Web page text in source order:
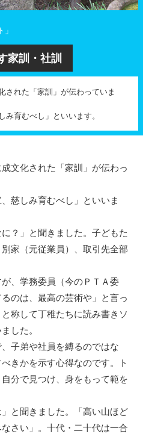
家訓・社訓
された「家訓」が伝わっていま
み育むべし」といいます。
文化された「家訓」が伝わっ
慈しみ育むべし」といいま
？」と聞きました。子どもた
家（元従業員）、取引先全部
、学務委員（今のＰＴＡ委
のは、最高の芸術や」と言っ
称して丁稚たちに読み書きソ
した。
子弟や社員を縛るのではな
きかを示す心得なのです。ト
分で見つけ、身をもって範を
と聞きました。「高い山ほど
さい」。十代・二十代は一合